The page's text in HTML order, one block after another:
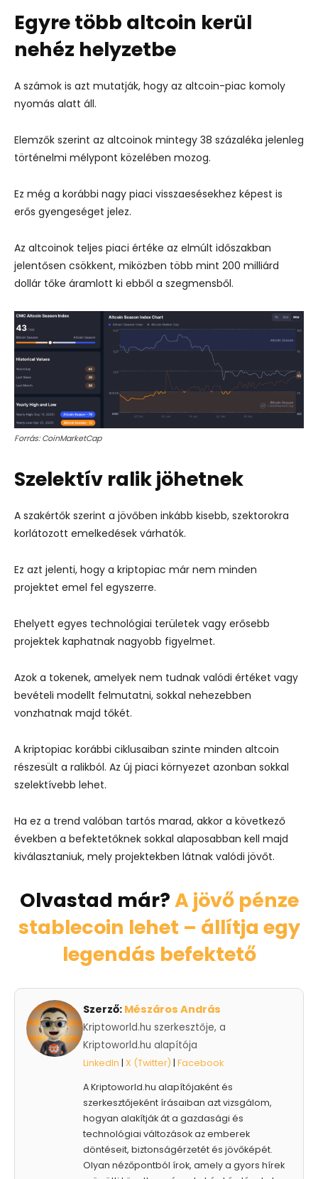
Egyre több altcoin kerül
nehéz helyzetbe
A számok is azt mutatják, hogy az altcoin-piac komoly
nyomás alatt áll.
Elemzők szerint az altcoinok mintegy 38 százaléka jelenleg
történelmi mélypont közelében mozog.
Ez még a korábbi nagy piaci visszaesésekhez képest is
erős gyengeséget jelez.
Az altcoinok teljes piaci értéke az elmúlt időszakban
jelentősen csökkent, miközben több mint 200 milliárd
dollár tőke áramlott ki ebből a szegmensből.
Forrás: CoinMarketCap
Szelektív ralik jöhetnek
A szakértők szerint a jövőben inkább kisebb, szektorokra
korlátozott emelkedések várhatók.
Ez azt jelenti, hogy a kriptopiac már nem minden
projektet emel fel egyszerre.
Ehelyett egyes technológiai területek vagy erősebb
projektek kaphatnak nagyobb figyelmet.
Azok a tokenek, amelyek nem tudnak valódi értéket vagy
bevételi modellt felmutatni, sokkal nehezebben
vonzhatnak majd tőkét.
A kriptopiac korábbi ciklusaiban szinte minden altcoin
részesült a ralikból. Az új piaci környezet azonban sokkal
szelektívebb lehet.
Ha ez a trend valóban tartós marad, akkor a következő
években a befektetőknek sokkal alaposabban kell majd
kiválasztaniuk, mely projektekben látnak valódi jövőt.
Olvastad már?A jövő pénze
stablecoin lehet – állítja egy
legendás befektető
Szerző: Mészáros András
Kriptoworld.hu szerkesztője, a
Kriptoworld.hu alapítója
LinkedIn X (Twitter) Facebook
A Kriptoworld.hu alapítójaként és
szerkesztőjeként írásaiban azt vizsgálom,
hogyan alakítják át a gazdasági és
technológiai változások az emberek
döntéseit, biztonságérzetét és jövőképét.
Olyan nézőpontból írok, amely a gyors hírek